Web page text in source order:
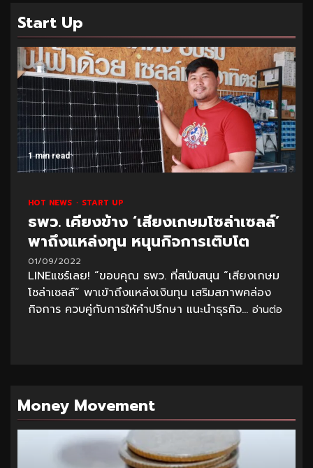
Start Up
1 min read
HOT NEWS START UP
ธพว. เคียงข้าง ‘เสียงเกษมโซล่าเซลล์’
พาถึงแหล่งทุน หนุนกิจการเติบโต
01/09/2022
LINEแชร์เลย! “ขอบคุณ ธพว. ที่สนับสนุน “เสียงเกษม
โซล่าเซลล์” พาเข้าถึงแหล่งเงินทุน เสริมสภาพคล่อง
กิจการ ควบคู่กับการให้คำปรึกษา แนะนำธุรกิจ... อ่านต่อ
Money Movement